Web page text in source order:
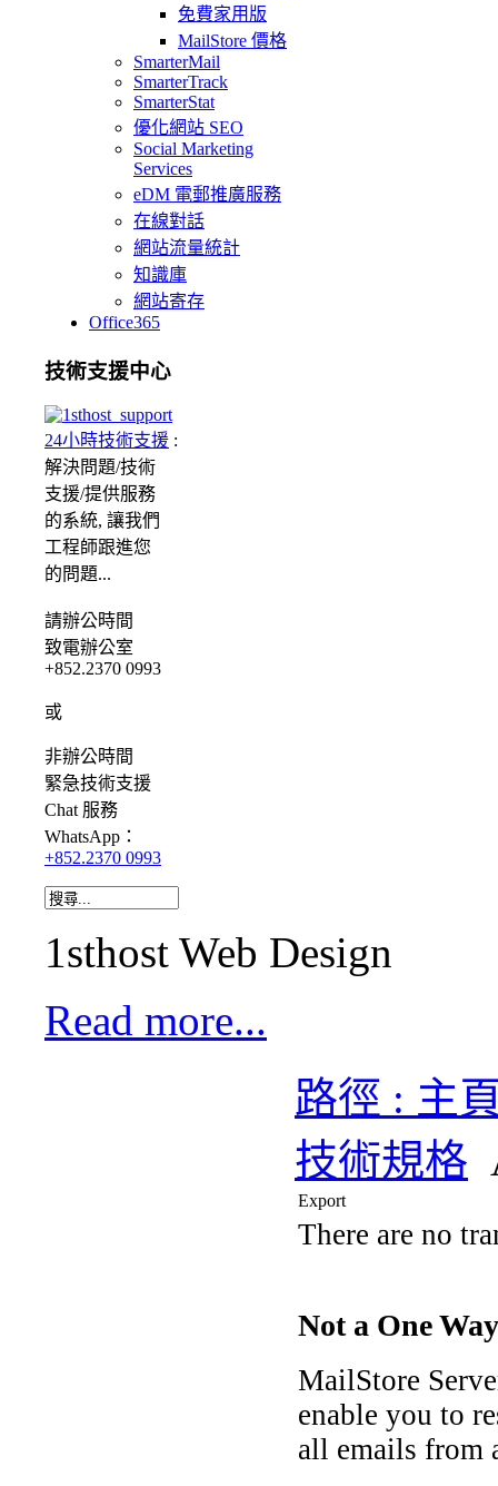
免費家用版
MailStore 價格
SmarterMail
SmarterTrack
SmarterStat
優化網站 SEO
Social Marketing
Services
eDM 電郵推廣服務
在線對話
網站流量統計
知識庫
網站寄存
Office365
技術支援中心
24小時技術支援 :
解決問題/技術
支援/提供服務
的系統, 讓我們
工程師跟進您
的問題...
請辦公時間
致電辦公室
+852.2370 0993
或
非辦公時間
緊急技術支援
Chat 服務
WhatsApp：
+852.2370 0993
1sthost Web Design
Read more...
路徑 : 主
技術規格
Export
There are no
Not a One
MailStore
enable you to
all emails from